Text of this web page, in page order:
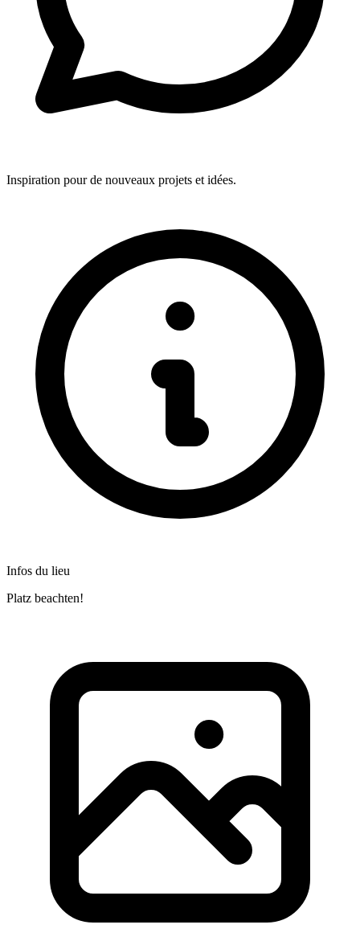
Inspiration pour de nouveaux projets et idées.
Infos du lieu
Platz beachten!